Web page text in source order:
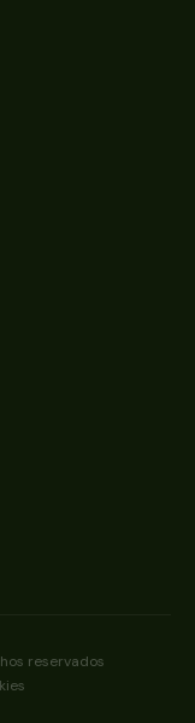
reservados